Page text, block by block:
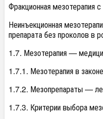
Фракционная
Неинъекционная
препарата без проколов в
1.7. Мезотерапия —
1.7.1. Мезотерапия в законе
1.7.2. Мезопрепараты —
1.7.3. Критерии выбора